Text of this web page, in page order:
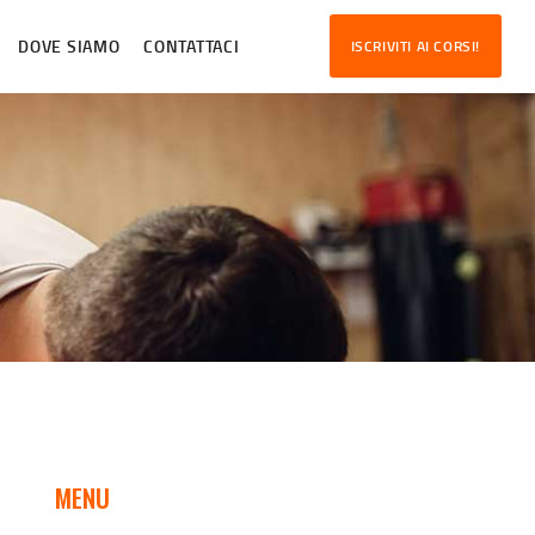
DOVE SIAMO CONTATTACI ISCRIVITI AI CORSI!
MENU